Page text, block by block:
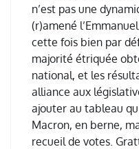
n’est pas une
(r)amené
cette fois bien par
majorité étriquée
national, et les
alliance aux
ajouter au tableau
Macron, en berne,
recueil de votes.